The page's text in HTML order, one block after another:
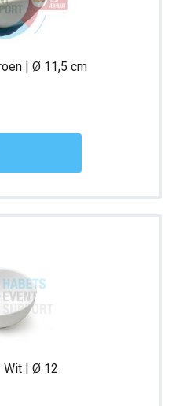
| Ø 11,5 cm
Wit | Ø 12